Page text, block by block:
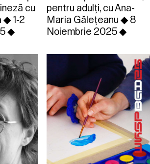
cu
◆ 1-2
◆
pentru adulți, cu Ana-
Maria Gălețeanu ◆ 8
Noiembrie 2025 ◆